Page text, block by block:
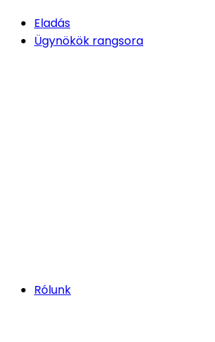
Eladás
Ügynökök rangsora
Rólunk